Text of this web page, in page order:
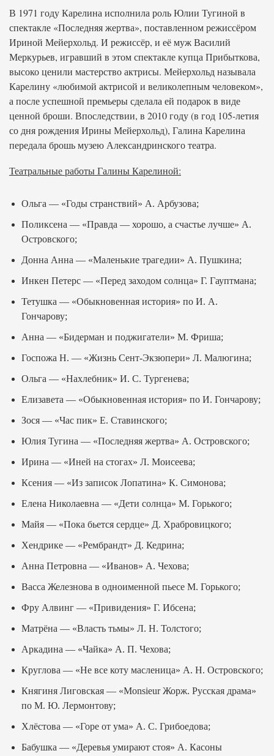
В 1971 году Карелина исполнила роль Юлии Тугиной в
спектакле «Последняя жертва», поставленном режиссёром
Ириной Мейерхольд. И режиссёр, и её муж Василий
Меркурьев, игравший в этом спектакле купца Прибыткова,
высоко ценили мастерство актрисы. Мейерхольд называла
Карелину «любимой актрисой и великолепным человеком»,
а после успешной премьеры сделала ей подарок в виде
ценной броши. Впоследствии, в 2010 году (в год 105-летия
со дня рождения Ирины Мейерхольд), Галина Карелина
передала брошь музею Александринского театра.
Театральные работы Галины Карелиной:
Ольга — «Годы странствий» А. Арбузова;
Поликсена — «Правда — хорошо, а счастье лучше» А.
Островского;
Донна Анна — «Маленькие трагедии» А. Пушкина;
Инкен Петерс — «Перед заходом солнца» Г. Гауптмана;
Тетушка — «Обыкновенная история» по И. А.
Гончарову;
Анна — «Бидерман и поджигатели» М. Фриша;
Госпожа Н. — «Жизнь Сент-Экзюпери» Л. Малюгина;
Ольга — «Нахлебник» И. С. Тургенева;
Елизавета — «Обыкновенная история» по И. Гончарову;
Зося — «Час пик» Е. Ставинского;
Юлия Тугина — «Последняя жертва» А. Островского;
Ирина — «Иней на стогах» Л. Моисеева;
Ксения — «Из записок Лопатина» К. Симонова;
Елена Николаевна — «Дети солнца» М. Горького;
Майя — «Пока бьется сердце» Д. Храбровицкого;
Хендрике — «Рембрандт» Д. Кедрина;
Анна Петровна — «Иванов» А. Чехова;
Васса Железнова в одноименной пьесе М. Горького;
Фру Алвинг — «Привидения» Г. Ибсена;
Матрёна — «Власть тьмы» Л. Н. Толстого;
Аркадина — «Чайка» А. П. Чехова;
Круглова — «Не все коту масленица» А. Н. Островского;
Княгиня Лиговская — «Monsieur Жорж. Русская драма»
по М. Ю. Лермонтову;
Хлёстова — «Горе от ума» А. С. Грибоедова;
Бабушка — «Деревья умирают стоя» А. Касоны